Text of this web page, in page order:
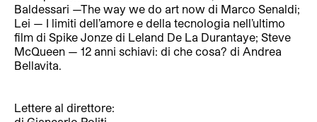
Baldessari —The way we do art now di Marco Senaldi;
Lei — I limiti dell’amore e della tecnologia nell’ultimo
film di Spike Jonze di Leland De La Durantaye; Steve
McQueen — 12 anni schiavi: di che cosa? di Andrea
Bellavita.
Lettere al direttore: